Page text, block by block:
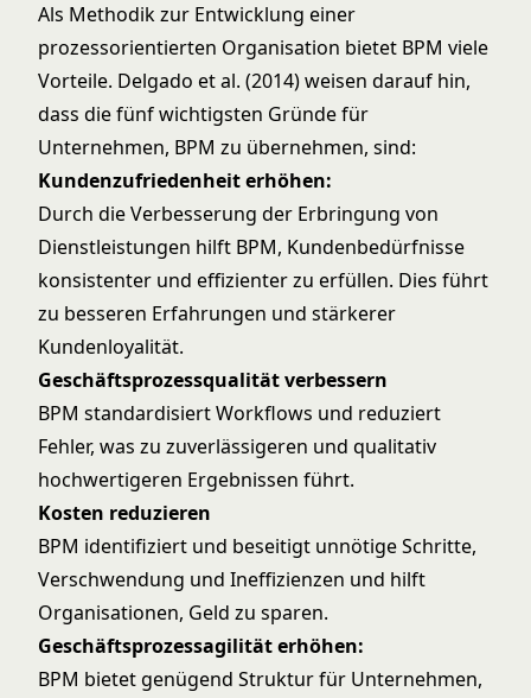
Als Methodik zur Entwicklung einer
prozessorientierten Organisation bietet BPM viele
Vorteile. Delgado et al. (2014) weisen darauf hin,
dass die fünf wichtigsten Gründe für
Unternehmen, BPM zu übernehmen, sind:
Kundenzufriedenheit erhöhen:
Durch die Verbesserung der Erbringung von
Dienstleistungen hilft BPM, Kundenbedürfnisse
konsistenter und effizienter zu erfüllen. Dies führt
zu besseren Erfahrungen und stärkerer
Kundenloyalität.
Geschäftsprozessqualität verbessern
BPM standardisiert Workflows und reduziert
Fehler, was zu zuverlässigeren und qualitativ
hochwertigeren Ergebnissen führt.
Kosten reduzieren
BPM identifiziert und beseitigt unnötige Schritte,
Verschwendung und Ineffizienzen und hilft
Organisationen, Geld zu sparen.
Geschäftsprozessagilität erhöhen:
BPM bietet genügend Struktur für Unternehmen,